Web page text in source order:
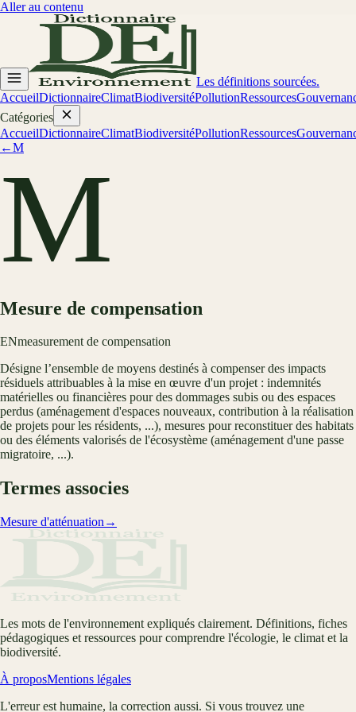
Aller au contenu
Les définitions sourcées.
AccueilDictionnaireClimatBiodiversitéPollutionRessources
Catégories
AccueilDictionnaireClimatBiodiversitéPollutionRessources
←M
M
Mesure de compensation
ENmeasurement de compensation
Désigne l’ensemble de moyens destinés à compenser des impacts
résiduels attribuables à la mise en œuvre d'un projet : indemnités
matérielles ou financières pour des dommages subis ou des espaces
perdus (aménagement d'espaces nouveaux, contribution à la réalisation
de projets pour les résidents, ...), mesures pour reconstituer des habitats
ou des éléments valorisés de l'écosystème (aménagement d'une passe
migratoire, ...).
Termes associes
Mesure d'atténuation →
Les mots de l'environnement expliqués clairement. Définitions, fiches
pédagogiques et ressources pour comprendre l'écologie, le climat et la
biodiversité.
À proposMentions légales
L'erreur est humaine, la correction aussi. Si vous trouvez une